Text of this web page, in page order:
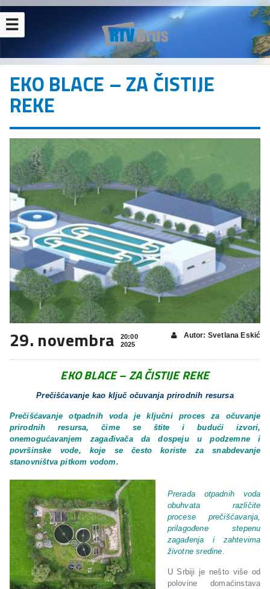
☰
EKO BLACE – ZA ČISTIJE
REKE
29. novembra
20:00
2025
Autor: Svetlana Eskić
EKO BLACE – ZA ČISTIJE REKE
Prečišćavanje kao ključ očuvanja prirodnih resursa
Prečišćavanje otpadnih voda je ključni proces za očuvanje
prirodnih resursa, čime se štite i budući izvori,
onemogućavanjem zagađivača da dospeju u podzemne i
površinske vode, koje se često koriste za snabdevanje
stanovništva pitkom vodom.
Prerada otpadnih voda
obuhvata različite
procese prečišćavanja,
prilagođene stepenu
zagađenja i zahtevima
životne sredine.
U Srbiji je nešto više od
polovine domaćinstava